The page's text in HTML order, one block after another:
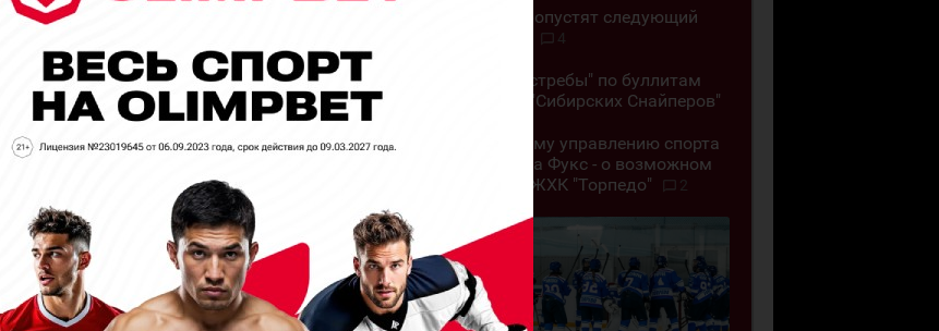
"Челны" пропустят следующий
4
"Омские Ястребы" по буллитам
обыграли "Сибирских Снайперов"
"Позор всему управлению спорта
ВКО". Алёна Фукс - о возможном
закрытии ЖХК "Торпедо"
2